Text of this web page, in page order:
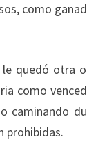
como
quedó otra
como
caminando
prohibidas.